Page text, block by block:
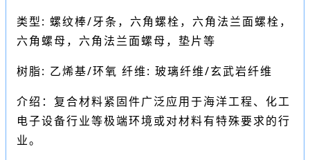
类型: 螺纹棒/牙条，六角螺栓，六角法兰面螺栓，
六角螺母，六角法兰面螺母，垫片等
树脂: 乙烯基/环氧 纤维: 玻璃纤维/玄武岩纤维
介绍：复合材料紧固件广泛应用于海洋工程、化工
电子设备行业等极端环境或对材料有特殊要求的行
业。